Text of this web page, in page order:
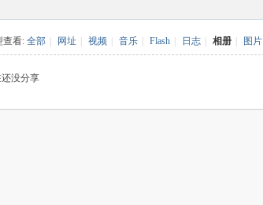
查看: 全部 网址 视频 音乐 Flash 日志 相册 图片
没分享